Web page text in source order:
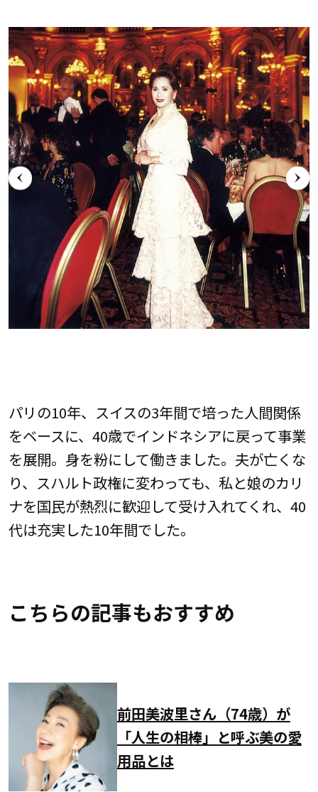
パリの10年、スイスの3年間で培った人間関係
をベースに、40歳でインドネシアに戻って事業
を展開。身を粉にして働きました。夫が亡くな
り、スハルト政権に変わっても、私と娘のカリ
ナを国民が熱烈に歓迎して受け入れてくれ、40
代は充実した10年間でした。
こちらの記事もおすすめ
前田美波里さん（74歳）が
「人生の相棒」と呼ぶ美の愛
用品とは